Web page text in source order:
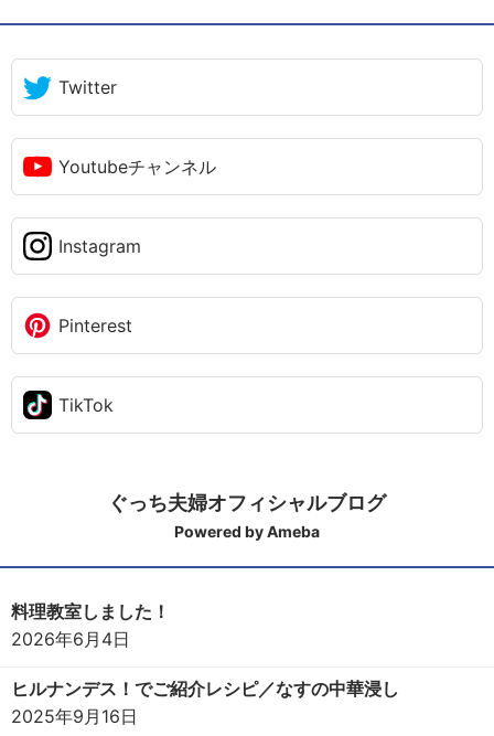
Twitter
Youtubeチャンネル
Instagram
Pinterest
TikTok
ぐっち夫婦オフィシャルブログ
Powered by Ameba
料理教室しました！
2026年6月4日
ヒルナンデス！でご紹介レシピ／なすの中華浸し
2025年9月16日